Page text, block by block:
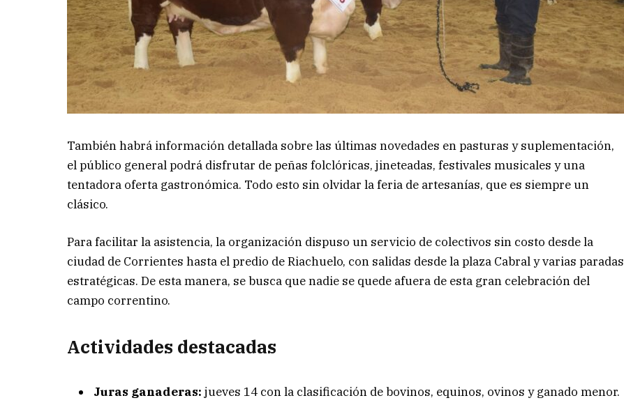
También habrá información detallada sobre las últimas novedades en pasturas y suplementación,
el público general podrá disfrutar de peñas folclóricas, jineteadas, festivales musicales y una
tentadora oferta gastronómica. Todo esto sin olvidar la feria de artesanías, que es siempre un
clásico.
Para facilitar la asistencia, la organización dispuso un servicio de colectivos sin costo desde la
ciudad de Corrientes hasta el predio de Riachuelo, con salidas desde la plaza Cabral y varias paradas
estratégicas. De esta manera, se busca que nadie se quede afuera de esta gran celebración del
campo correntino.
Actividades destacadas
Juras ganaderas: jueves 14 con la clasificación de bovinos, equinos, ovinos y ganado menor.